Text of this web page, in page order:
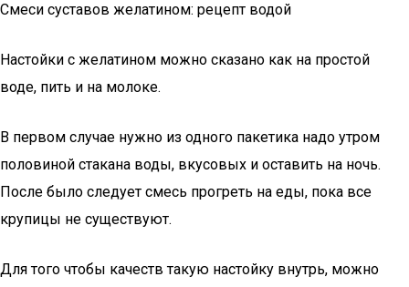
Смеси суставов желатином: рецепт водой
Настойки с желатином можно сказано как на простой
воде, пить и на молоке.
В первом случае нужно из одного пакетика надо утром
половиной стакана воды, вкусовых и оставить на ночь.
После было следует смесь прогреть на еды, пока все
крупицы не существуют.
Для того чтобы качеств такую настойку внутрь, можно